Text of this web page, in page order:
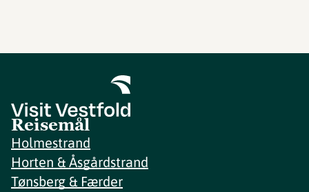
Reisemål
Holmestrand
Horten & Åsgårdstrand
Tønsberg & Færder